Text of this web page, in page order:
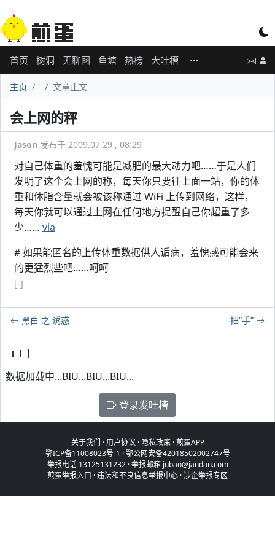
首页 树洞 无聊图 鱼塘 热榜 大吐槽
主页 文章正文
会上网的秤
Jason 发布于 2009.07.29 , 08:29
对自己体重的羞愧可能是减肥的最大动力吧……于是人们
发明了这个会上网的称，每天你只要往上面一站，你的体
重和体脂含量就会被该称通过 WiFi 上传到网络，这样，
每天你就可以通过上网在任何地方提醒自己你超重了多
少…… via
# 如果能匿名的上传体重数据供人诟病，羞愧感可能会来
的更猛烈些吧……呵呵
[-]
黑白 之 诱惑 把“手”
数据加载中...BIU...BIU...BIU...
登录发吐槽
关于我们 ·用户协议 · 隐私政策·煎蛋APP
鄂ICP备11008023号-1 ·鄂公网安备42018502002747号
举报电话 13125131232 · 举报邮箱 jubao@jandan.com
煎蛋举报入口 ·违法和不良信息举报中心 ·涉企举报专区